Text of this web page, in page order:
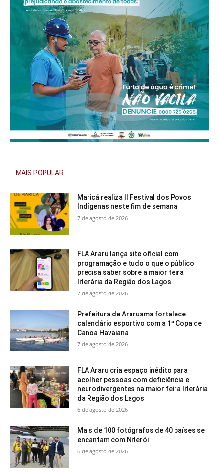
MAIS POPULAR
Maricá realiza II Festival dos Povos
Indígenas neste fim de semana
7 de agosto de 2026
FLA Araru lança site oficial com
programação e tudo o que o público
precisa saber sobre a maior feira
literária da Região dos Lagos
7 de agosto de 2026
Prefeitura de Araruama fortalece
calendário esportivo com a 1ª Copa de
Canoa Havaiana
7 de agosto de 2026
FLA Araru cria espaço inédito para
acolher pessoas com deficiência e
neurodivergentes na maior feira literária
da Região dos Lagos
6 de agosto de 2026
Mais de 100 fotógrafos de 40 países se
encantam com Niterói
6 de agosto de 2026